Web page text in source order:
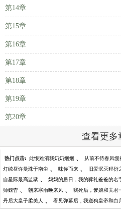
第14章
第15章
第16章
第17章
第18章
第19章
第20章
查看更多
热门点击: 此恨难消我奶奶烟烟 、 从前不待春风慢
灯续昼许曼珠于南尘 、 味你而来 、 旧爱泯灭程衍
自星际最高监狱 、 妈妈的忌日，我的葬礼爸爸的名
师魏杳 、 朝来寒雨晚来风 、 我死后，爹娘和夫君
丹后大皇子柔美人 、 看见弹幕后，我送狗皇帝和白